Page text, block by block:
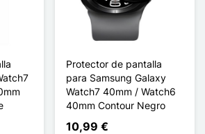
Protector de pantalla
para Samsung Galaxy
Watch7 40mm / Watch6
40mm Contour Negro
10,99 €